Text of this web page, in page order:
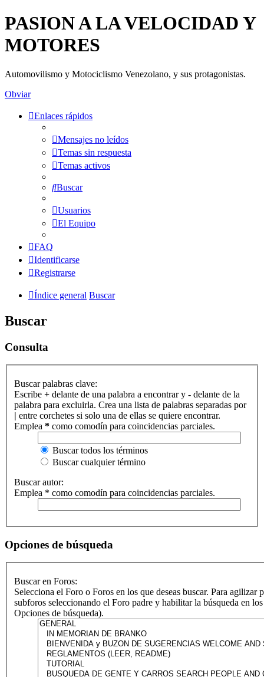
PASION A LA VELOCIDAD Y
MOTORES
Automovilismo y Motociclismo Venezolano, y sus protagonistas.
Obviar
Enlaces rápidos
Mensajes no leídos
Temas sin respuesta
Temas activos
Buscar
Usuarios
El Equipo
FAQ
Identificarse
Registrarse
Índice general Buscar
Buscar
Consulta
Buscar palabras clave:
Escribe + delante de una palabra a encontrar y - delante de la
palabra para excluirla. Crea una lista de palabras separadas por
| entre corchetes si solo una de ellas se quiere encontrar.
Emplea * como comodín para coincidencias parciales.
Buscar todos los términos
Buscar cualquier término
Buscar autor:
Emplea * como comodín para coincidencias parciales.
Opciones de búsqueda
Buscar en Foros:
Selecciona el Foro o Foros en los que deseas buscar. Para agilizar
subforos seleccionando el Foro padre y habilitar la búsqueda en
Opciones de búsqueda).